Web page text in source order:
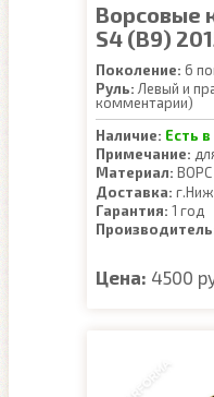
Ворсовые
S4 (B9)
Поколение: 6
Руль: Левый и
комментарии)
Наличие: Есть
Примечание:
Материал: ВОРС
Доставка:
Гарантия: 1 год
Цена: 4500